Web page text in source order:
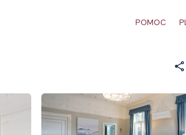
POMOC PL